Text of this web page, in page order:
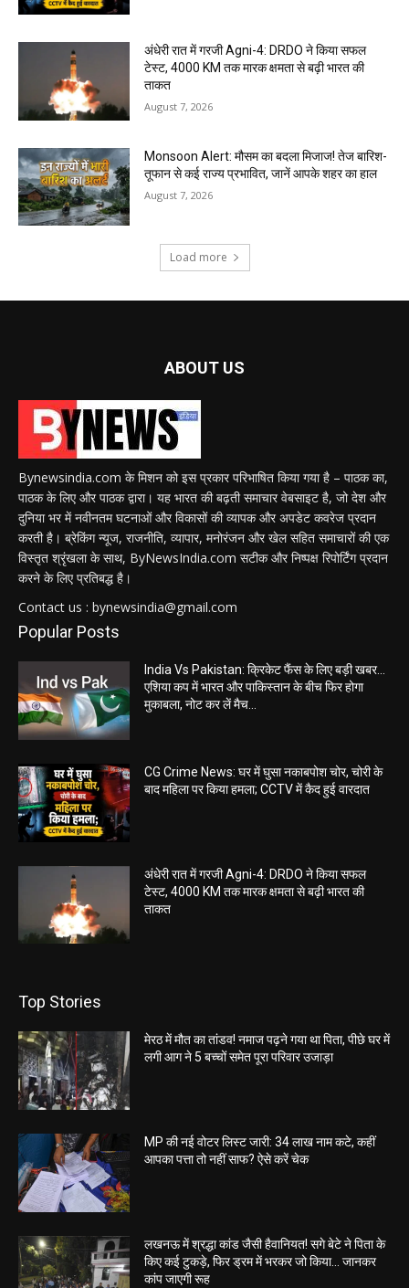
अंधेरी रात में गरजी Agni-4: DRDO ने किया सफल
टेस्ट, 4000 KM तक मारक क्षमता से बढ़ी भारत की
ताकत
August 7, 2026
Monsoon Alert: मौसम का बदला मिजाज! तेज बारिश-
तूफान से कई राज्य प्रभावित, जानें आपके शहर का हाल
August 7, 2026
Load more
ABOUT US
Bynewsindia.com के मिशन को इस प्रकार परिभाषित किया गया है – पाठक का,
पाठक के लिए और पाठक द्वारा। यह भारत की बढ़ती समाचार वेबसाइट है, जो देश और
दुनिया भर में नवीनतम घटनाओं और विकासों की व्यापक और अपडेट कवरेज प्रदान
करती है। ब्रेकिंग न्यूज, राजनीति, व्यापार, मनोरंजन और खेल सहित समाचारों की एक
विस्तृत श्रृंखला के साथ, ByNewsIndia.com सटीक और निष्पक्ष रिपोर्टिंग प्रदान
करने के लिए प्रतिबद्ध है।
Contact us : bynewsindia@gmail.com
Popular Posts
India Vs Pakistan: क्रिकेट फैंस के लिए बड़ी खबर…
एशिया कप में भारत और पाकिस्तान के बीच फिर होगा
मुकाबला, नोट कर लें मैच...
CG Crime News: घर में घुसा नकाबपोश चोर, चोरी के
बाद महिला पर किया हमला; CCTV में कैद हुई वारदात
अंधेरी रात में गरजी Agni-4: DRDO ने किया सफल
टेस्ट, 4000 KM तक मारक क्षमता से बढ़ी भारत की
ताकत
Top Stories
मेरठ में मौत का तांडव! नमाज पढ़ने गया था पिता, पीछे घर में
लगी आग ने 5 बच्चों समेत पूरा परिवार उजाड़ा
MP की नई वोटर लिस्ट जारी: 34 लाख नाम कटे, कहीं
आपका पत्ता तो नहीं साफ? ऐसे करें चेक
लखनऊ में श्रद्धा कांड जैसी हैवानियत! सगे बेटे ने पिता के
किए कई टुकड़े, फिर ड्रम में भरकर जो किया… जानकर
कांप जाएगी रूह